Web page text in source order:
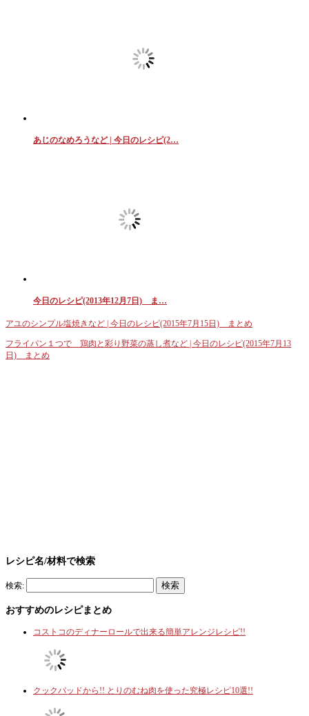
あじのなめろうなど | 今日のレシピ(2…
今日のレシピ(2013年12月7日) ま…
アユのシンプル塩焼きなど | 今日のレシピ(2015年7月15日) まとめ
フライパン１つで 鶏肉と彩り野菜の蒸し煮など | 今日のレシピ(2015年7月13
日) まとめ
レシピ名/材料で検索
検索:
おすすめのレシピまとめ
コストコのディナーロールで出来る簡単アレンジレシピ!!
クックパッドから!! とりのむね肉を使った究極レシピ10選!!